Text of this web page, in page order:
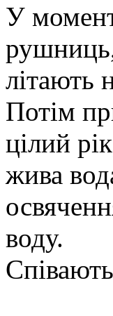
У
літають
Потім
цілий
жива
воду.